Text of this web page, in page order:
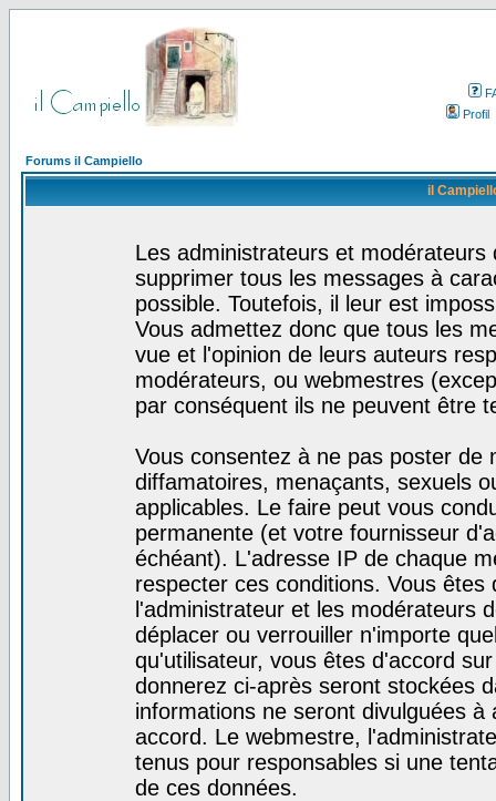
Profil
Forums il Campiello
il
Les administrateurs et
supprimer tous les messages à
possible. Toutefois, il leur est
Vous admettez donc que tous les
vue et l'opinion de leurs auteurs
modérateurs, ou webmestres
par conséquent ils ne peuvent être
Vous consentez à ne pas poster de
diffamatoires, menaçants, sexuels
applicables. Le faire peut vous
permanente (et votre fournisseur
échéant). L'adresse IP de chaque
respecter ces conditions. Vous
l'administrateur et les modérateurs
déplacer ou verrouiller n'importe
qu'utilisateur, vous êtes d'accord
donnerez ci-après seront stockées
informations ne seront divulguées
accord. Le webmestre,
tenus pour responsables si une
de ces données.